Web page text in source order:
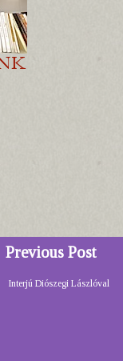
Previous Post
Interjú Diószegi Lászlóval